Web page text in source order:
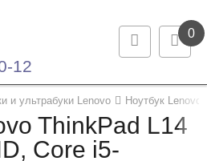
0
12
и ультрабуки Lenovo Ноутбук
ThinkPad L14
Core i5-